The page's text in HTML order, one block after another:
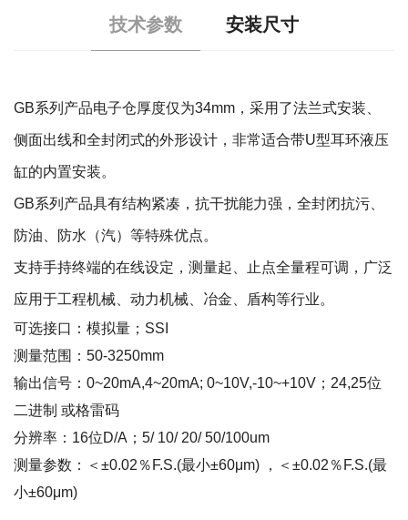
技术参数 安装尺寸
GB系列产品电子仓厚度仅为34mm，采用了法兰式安装、
侧面出线和全封闭式的外形设计，非常适合带U型耳环液压
缸的内置安装。
GB系列产品具有结构紧凑，抗干扰能力强，全封闭抗污、
防油、防水（汽）等特殊优点。
支持手持终端的在线设定，测量起、止点全量程可调，广泛
应用于工程机械、动力机械、冶金、盾构等行业。
可选接口：模拟量；SSI
测量范围：50-3250mm
输出信号：0~20mA,4~20mA; 0~10V,-10~+10V；24,25位
二进制 或格雷码
分辨率：16位D/A；5/ 10/ 20/ 50/100um
测量参数：＜±0.02％F.S.(最小±60μm) ，＜±0.02％F.S.(最
小±60μm)